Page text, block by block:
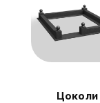
Цоколи